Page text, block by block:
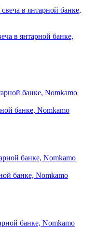
в янтарной банке,
банке, Nomkamo
банке, Nomkamo